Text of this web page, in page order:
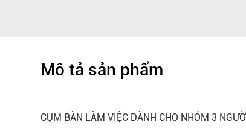
Mô tả sản phẩm
CỤM BÀN LÀM VIỆC DÀNH CHO NHÓM 3